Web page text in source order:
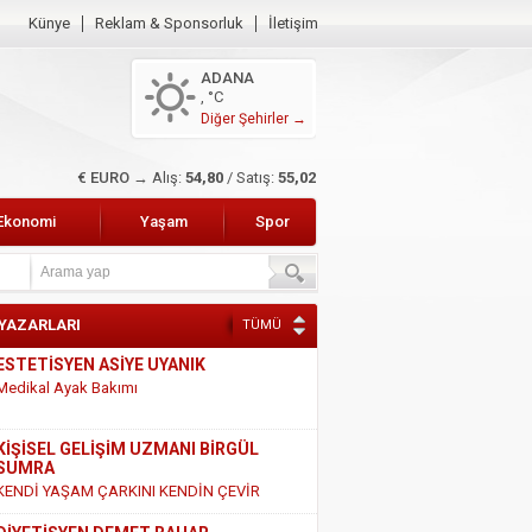
Künye Reklam & Sponsorluk İletişim
ADANA
, °C
Diğer Şehirler →
$ DOLAR → Alış: 47,47 / Satış: 47,66
Yaşam Spor
TÜMÜ
GELİŞİM UZMANI BİRGÜL
DEMET BAHAR
VE SÜT ÜRÜNLERİ HAKKINDAKİ